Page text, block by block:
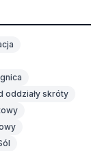
oddziały skróty